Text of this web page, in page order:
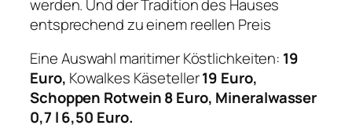
werden. Und der Tradition des Hauses
entsprechend zu einem reellen Preis
Eine Auswahl maritimer Köstlichkeiten: 19
Euro, Kowalkes Käseteller19 Euro,
Schoppen Rotwein 8 Euro, Mineralwasser
0,7 l 6,50 Euro.